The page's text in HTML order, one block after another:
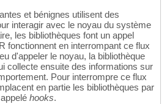
et bénignes utilisent des
interagir avec le noyau du système
les bibliothèques font un appel
fonctionnent en interrompant ce flux
d'appeler le noyau, la bibliothèque
collecte ensuite des informations sur
Pour interrompre ce flux
en partie les bibliothèques par
hooks.